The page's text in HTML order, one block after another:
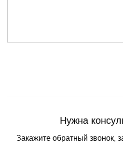
Нужна
Закажите обратный звонок,